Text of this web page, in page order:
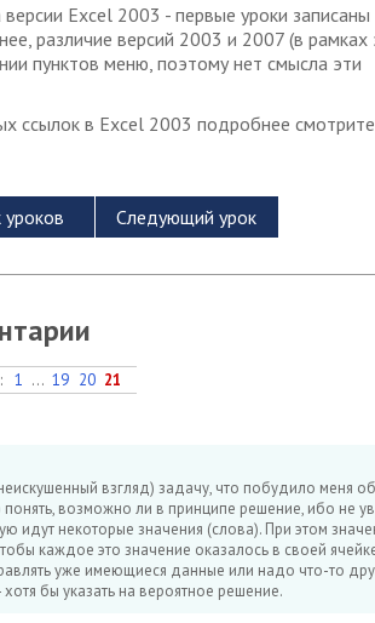
Excel 2003 - первые уроки
различие версий 2003 и 2007 (в рамках
пунктов меню, поэтому нет смысла эти
ссылок в Excel 2003 подробнее
1 ... 19 20 21
взгляд) задачу, что побудило меня
возможно ли в принципе решение, ибо не
некоторые значения (слова). При этом
каждое это значение оказалось в своей
уже имеющиеся данные или надо что-то
бы указать на вероятное решение.